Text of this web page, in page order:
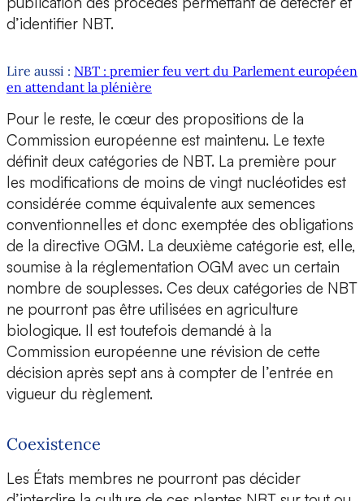
d’identifier NBT.
Lire aussi : NBT : premier feu vert du Parlement européen
en attendant la plénière
Pour le reste, le cœur des propositions de la
Commission européenne est maintenu. Le texte
définit deux catégories de NBT. La première pour
les modifications de moins de vingt nucléotides est
considérée comme équivalente aux semences
conventionnelles et donc exemptée des obligations
de la directive OGM. La deuxième catégorie est, elle,
soumise à la réglementation OGM avec un certain
nombre de souplesses. Ces deux catégories de NBT
ne pourront pas être utilisées en agriculture
biologique. Il est toutefois demandé à la
Commission européenne une révision de cette
décision après sept ans à compter de l’entrée en
vigueur du règlement.
Coexistence
Les États membres ne pourront pas décider